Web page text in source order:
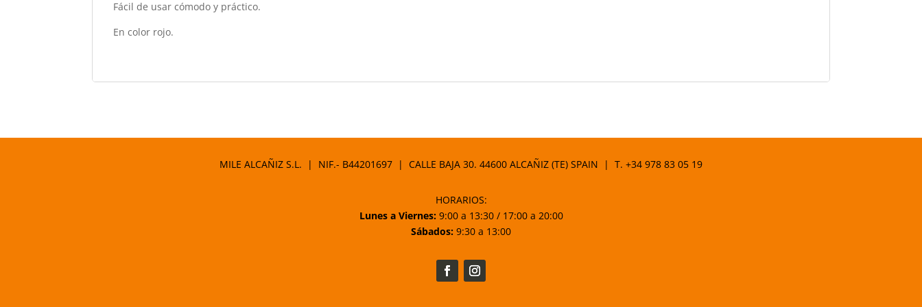
Fácil de usar cómodo y práctico.
En color rojo.
MILE ALCAÑIZ S.L. | NIF.- B44201697 | CALLE BAJA 30. 44600 ALCAÑIZ (TE) SPAIN | T. +34 978 83 05 19
HORARIOS:
Lunes a Viernes:9:00 a 13:30 / 17:00 a 20:00
Sábados: 9:30 a 13:00